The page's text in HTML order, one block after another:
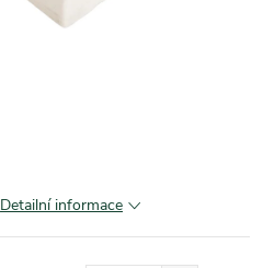
Detailní informace